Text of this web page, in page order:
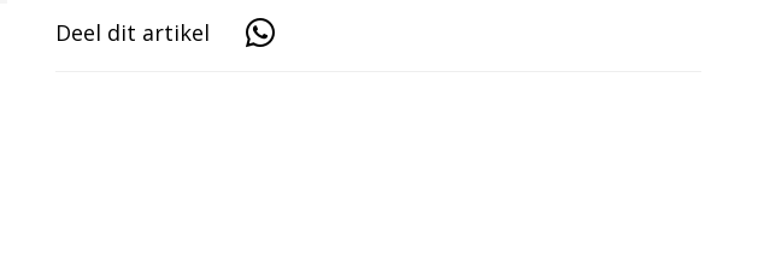
Deel dit artikel